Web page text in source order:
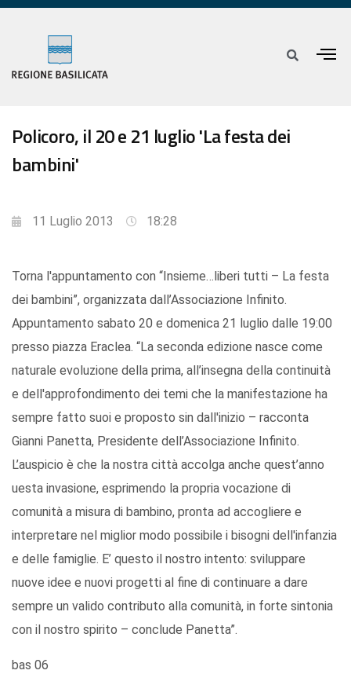
Policoro, il 20 e 21 luglio 'La festa dei
bambini'
11 Luglio 2013 18:28
Torna l'appuntamento con “Insieme…liberi tutti – La festa
dei bambini”, organizzata dall’Associazione Infinito.
Appuntamento sabato 20 e domenica 21 luglio dalle 19:00
presso piazza Eraclea. “La seconda edizione nasce come
naturale evoluzione della prima, all’insegna della continuità
e dell'approfondimento dei temi che la manifestazione ha
sempre fatto suoi e proposto sin dall'inizio – racconta
Gianni Panetta, Presidente dell’Associazione Infinito.
L’auspicio è che la nostra città accolga anche quest’anno
uesta invasione, esprimendo la propria vocazione di
comunità a misura di bambino, pronta ad accogliere e
interpretare nel miglior modo possibile i bisogni dell'infanzia
e delle famiglie. E’ questo il nostro intento: sviluppare
nuove idee e nuovi progetti al fine di continuare a dare
sempre un valido contributo alla comunità, in forte sintonia
con il nostro spirito – conclude Panetta”.
bas 06